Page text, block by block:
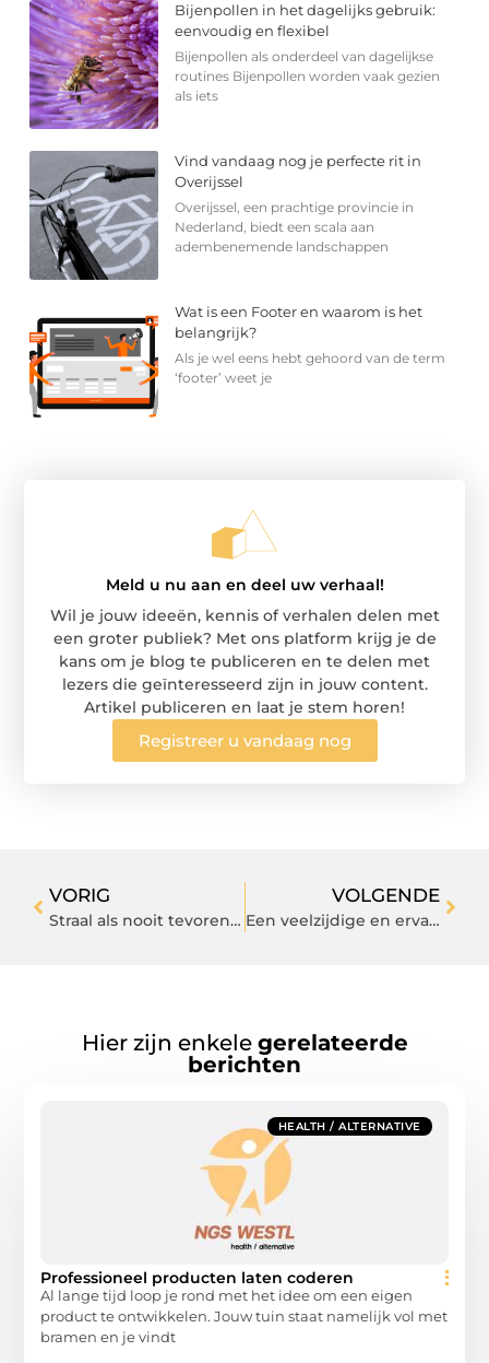
Bijenpollen in het dagelijks gebruik:
eenvoudig en flexibel
Bijenpollen als onderdeel van dagelijkse
routines Bijenpollen worden vaak gezien
als iets
Vind vandaag nog je perfecte rit in
Overijssel
Overijssel, een prachtige provincie in
Nederland, biedt een scala aan
adembenemende landschappen
Wat is een Footer en waarom is het
belangrijk?
Als je wel eens hebt gehoord van de term
‘footer’ weet je
Meld u nu aan en deel uw verhaal!
Wil je jouw ideeën, kennis of verhalen delen met
een groter publiek? Met ons platform krijg je de
kans om je blog te publiceren en te delen met
lezers die geïnteresseerd zijn in jouw content.
Artikel publiceren en laat je stem horen!
Registreer u vandaag nog
VORIG
Straal als nooit tevoren na een fillerbehandeling
VOLGENDE
Een veelzijdige en ervaren opticien nabij Eindhoven vindt u in Best
Hier zijn enkele gerelateerde
berichten
HEALTH / ALTERNATIVE
Professioneel producten laten coderen
Al lange tijd loop je rond met het idee om een eigen
product te ontwikkelen. Jouw tuin staat namelijk vol met
bramen en je vindt